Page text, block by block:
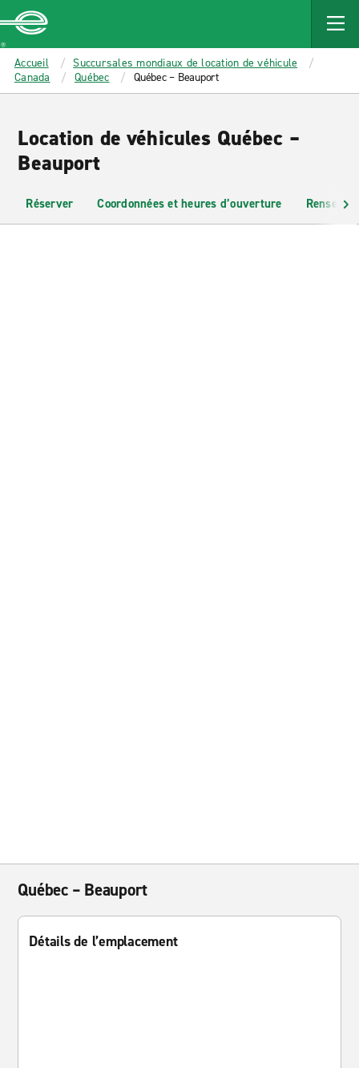
MAIN
CONTENT
Enterprise
Accueil
Succursales mondiaux de location de véhicule
Canada
Québec Québec – Beauport
Location de véhicules Québec –
Beauport
Réserver Coordonnées et heures d’ouverture
Québec – Beauport
Détails de l’emplacement